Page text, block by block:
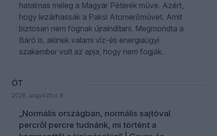
hatalmas meleg a Magyar Péterék műve. Azért,
hogy lezárhassák a Paksi Atomerőművet. Amit
biztosan nem fognak újraindítani. Megmondta a
Báró is, akinek valami víz-és energiaügyi
szakember volt az apja, hogy nem fogják.
ÖT
2026. augusztus 8.
„Normális országban, normális sajtóval
percről percre tudnánk, mi történt a